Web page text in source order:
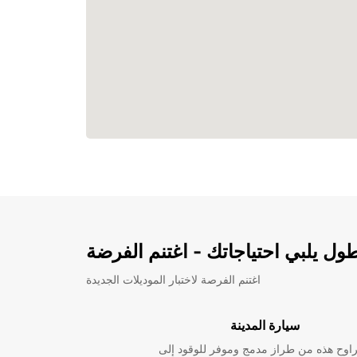
يلبي احتياجاتك - اغتنم الفرضة
اغتنم الفرصة لاختبار الموديلات الجديدة
سيارة المدينة
هذه من طراز مدمج وموفر للوقود إلى